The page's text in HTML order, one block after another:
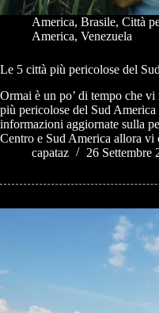
America, Brasile, Città
America, Venezuela
Le 5 città più pericolose del
Ormai è un po’ di tempo che
più pericolose del Sud America
informazioni aggiornate sulla
Centro e Sud America allora
capataz
26 Settembre